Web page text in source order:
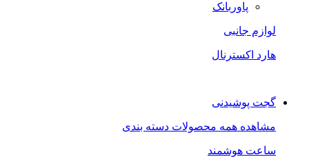
پاوربانک
لوازم جانبی
هارد اکسترنال
گجت پوشیدنی
مشاهده همه محصولات دسته بندی
ساعت هوشمند